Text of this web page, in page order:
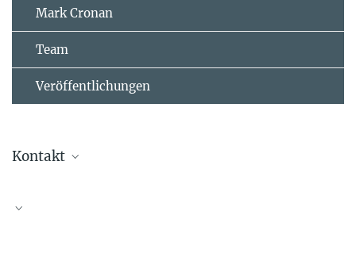
Mark Cronan
Team
Veröffentlichungen
Kontakt